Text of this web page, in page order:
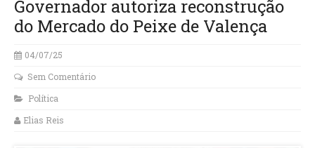
Governador autoriza reconstrução
do Mercado do Peixe de Valença
04/07/25
Sem Comentário
Política
Elias Reis